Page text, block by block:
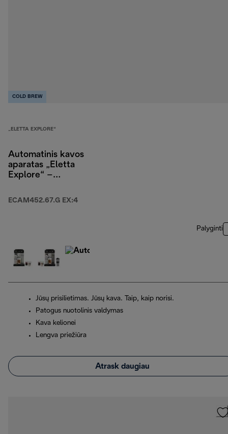
COLD BREW
„ELETTA EXPLORE“
Automatinis kavos
aparatas „Eletta
Explore“ –
ECAM452.67.G EX:4
Palyginti
Jūsų prisilietimas. Jūsų kava. Taip, kaip norisi.
Patogus nuotolinis valdymas
Kava kelionei
Lengva priežiūra
Atrask daugiau